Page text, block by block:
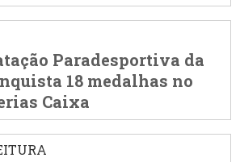
Paradesportiva da
18 medalhas no
Caixa